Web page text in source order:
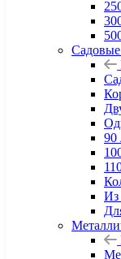
Садовые
90
Из